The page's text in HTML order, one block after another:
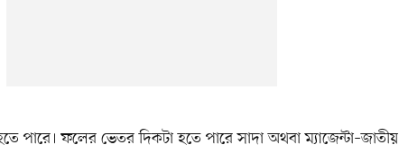
পারে। ফলের ভেতর দিকটা হতে পারে সাদা অথবা ম্যাজেন্টা–জাতীয়